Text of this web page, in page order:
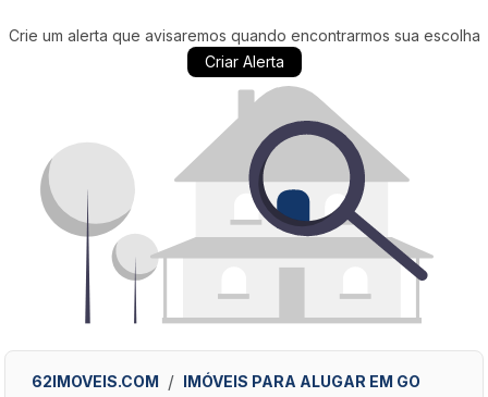
Crie um alerta que avisaremos quando encontrarmos sua escolha
Criar Alerta
62IMOVEIS.COM
IMÓVEIS PARA ALUGAR EM GO